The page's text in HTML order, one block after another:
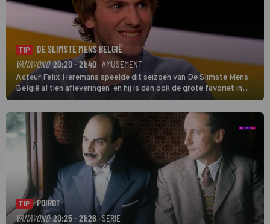
TIP
DE SLIMSTE MENS BELGIË
VANAVOND 20:20 - 21:40· AMUSEMENT
Acteur Felix Heremans speelde dit seizoen van De Slimste Mens
België al tien afleveringen en hij is dan ook de grote favoriet in
deze seizoensfinale. En er is Nederlandse inbreng, want komiek
Soundos El Ahmadi neemt plaats aan de jurytafel.
TIP
POIROT
VANAVOND 20:25 - 21:26 · SERIE